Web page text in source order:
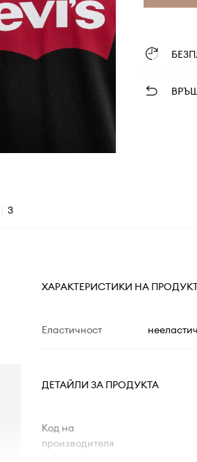
3
ХАРАКТЕРИСТИКИ НА
Еластичност
ДЕТАЙЛИ ЗА ПРОДУКТА
Код на
производителя